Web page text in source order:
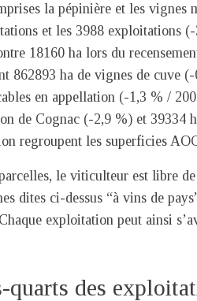
la pépinière et les vignes
et les 3988 exploitations
18160 ha lors du
862893 ha de vignes de cuve
en appellation (-1,3 % /
de Cognac (-2,9 %) et 39334
regroupent les superficies
le viticulteur est libre
dites ci-dessus “à vins de
exploitation peut ainsi
quarts des